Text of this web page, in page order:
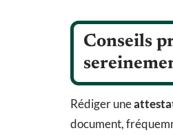
Conseils
Rédiger une
document,